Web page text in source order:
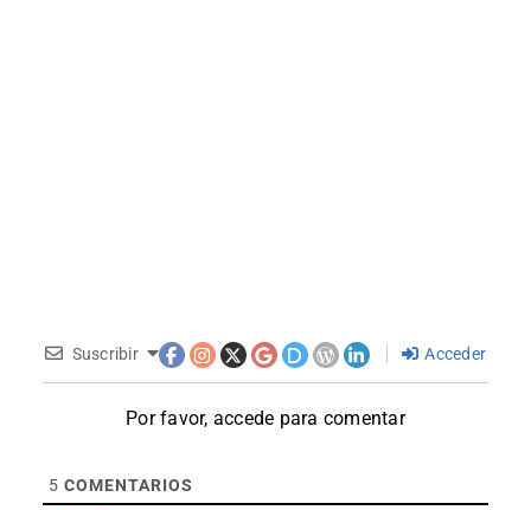
Suscribir Acceder
Por favor, accede para comentar
5 COMENTARIOS